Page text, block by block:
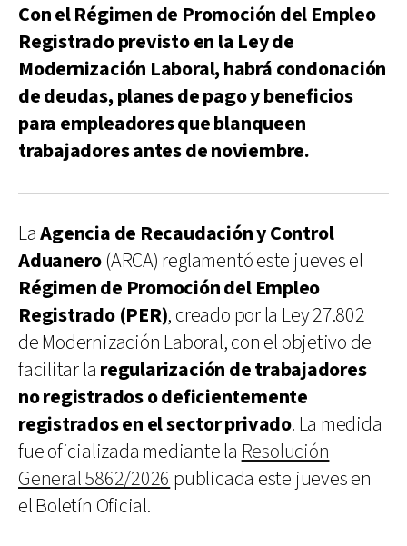
Con el Régimen de Promoción del Empleo
Registrado previsto en la Ley de
Modernización Laboral, habrá condonación
de deudas, planes de pago y beneficios
para empleadores que blanqueen
trabajadores antes de noviembre.
LaAgencia de Recaudación y Control
Aduanero (ARCA) reglamentó este jueves el
Régimen de Promoción del Empleo
Registrado (PER), creado por la Ley 27.802
de Modernización Laboral, con el objetivo de
facilitar la regularización de trabajadores
no registrados o deficientemente
registrados en el sector privado. La medida
fue oficializada mediante la Resolución
General 5862/2026 publicada este jueves en
el Boletín Oficial.